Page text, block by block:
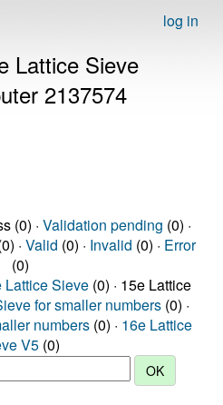
log in
Lattice Sieve
2137574
(0) · Validation pending (0) ·
· Valid (0) · Invalid (0) · Error
(0)
Lattice Sieve (0) · 15e Lattice
for smaller numbers (0) ·
numbers (0) · 16e Lattice
V5 (0)